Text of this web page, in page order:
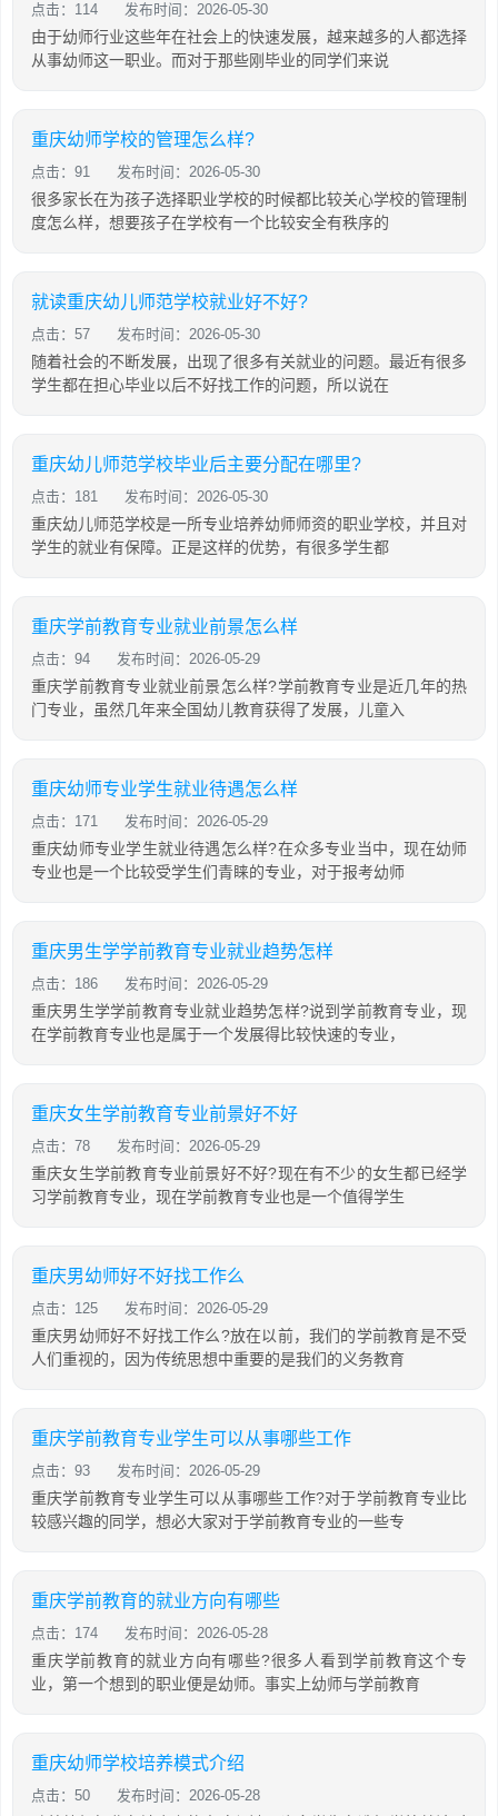
点击：114 发布时间：2026-05-30
由于幼师行业这些年在社会上的快速发展，越来越多的人都选择
从事幼师这一职业。而对于那些刚毕业的同学们来说
重庆幼师学校的管理怎么样?
点击：91 发布时间：2026-05-30
很多家长在为孩子选择职业学校的时候都比较关心学校的管理制
度怎么样，想要孩子在学校有一个比较安全有秩序的
就读重庆幼儿师范学校就业好不好?
点击：57 发布时间：2026-05-30
随着社会的不断发展，出现了很多有关就业的问题。最近有很多
学生都在担心毕业以后不好找工作的问题，所以说在
重庆幼儿师范学校毕业后主要分配在哪里?
点击：181 发布时间：2026-05-30
重庆幼儿师范学校是一所专业培养幼师师资的职业学校，并且对
学生的就业有保障。正是这样的优势，有很多学生都
重庆学前教育专业就业前景怎么样
点击：94 发布时间：2026-05-29
重庆学前教育专业就业前景怎么样?学前教育专业是近几年的热
门专业，虽然几年来全国幼儿教育获得了发展，儿童入
重庆幼师专业学生就业待遇怎么样
点击：171 发布时间：2026-05-29
重庆幼师专业学生就业待遇怎么样?在众多专业当中，现在幼师
专业也是一个比较受学生们青睐的专业，对于报考幼师
重庆男生学学前教育专业就业趋势怎样
点击：186 发布时间：2026-05-29
重庆男生学学前教育专业就业趋势怎样?说到学前教育专业，现
在学前教育专业也是属于一个发展得比较快速的专业，
重庆女生学前教育专业前景好不好
点击：78 发布时间：2026-05-29
重庆女生学前教育专业前景好不好?现在有不少的女生都已经学
习学前教育专业，现在学前教育专业也是一个值得学生
重庆男幼师好不好找工作么
点击：125 发布时间：2026-05-29
重庆男幼师好不好找工作么?放在以前，我们的学前教育是不受
人们重视的，因为传统思想中重要的是我们的义务教育
重庆学前教育专业学生可以从事哪些工作
点击：93 发布时间：2026-05-29
重庆学前教育专业学生可以从事哪些工作?对于学前教育专业比
较感兴趣的同学，想必大家对于学前教育专业的一些专
重庆学前教育的就业方向有哪些
点击：174 发布时间：2026-05-28
重庆学前教育的就业方向有哪些?很多人看到学前教育这个专
业，第一个想到的职业便是幼师。事实上幼师与学前教育
重庆幼师学校培养模式介绍
点击：50 发布时间：2026-05-28